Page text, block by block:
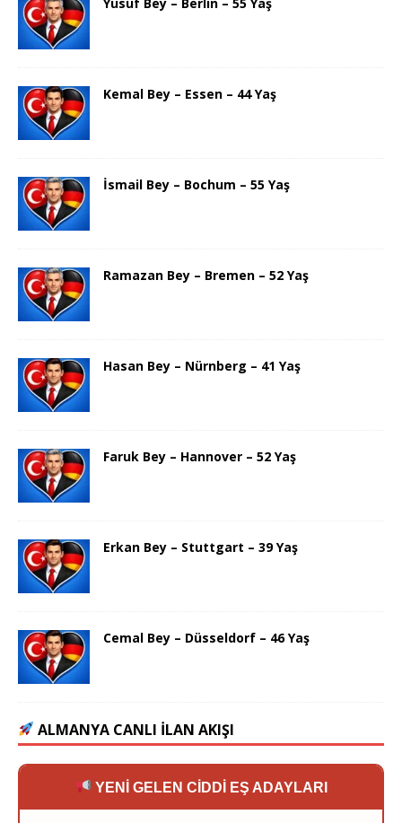
Kemal Bey – Essen – 44 Yaş
İsmail Bey – Bochum – 55 Yaş
Ramazan Bey – Bremen – 52 Yaş
Hasan Bey – Nürnberg – 41 Yaş
Faruk Bey – Hannover – 52 Yaş
Erkan Bey – Stuttgart – 39 Yaş
Cemal Bey – Düsseldorf – 46 Yaş
ALMANYA CANLI İLAN AKIŞI
YENİ GELEN CİDDİ EŞ ADAYLARI